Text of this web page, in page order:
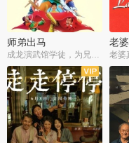
师弟出马
成龙演武馆学徒，为兄搏命战黑道
老
老婆